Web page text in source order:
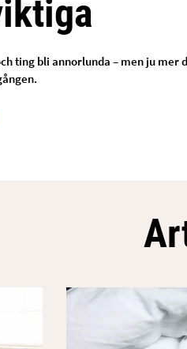
ting bli annorlunda – men ju mer